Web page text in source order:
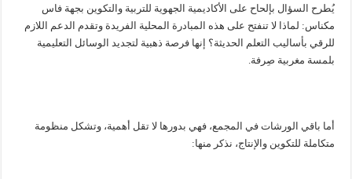
يُطرح السؤال بإلحاح على الأكاديمية الجهوية للتربية والتكوين بجهة فاس
مكناس: لماذا لا تنفتح على هذه المبادرة المحلية الفريدة وتقدم الدعم اللازم
للرقي بأساليب التعلم الحديثة؟ إنها فرصة ذهبية لتجديد الوسائل التعليمية
بلمسة مغربية صِرفة.
أما باقي الورشات في المجمع، فهي بدورها لا تقل أهمية، وتشكل منظومة
متكاملة للتكوين والإنتاج، نذكر منها: